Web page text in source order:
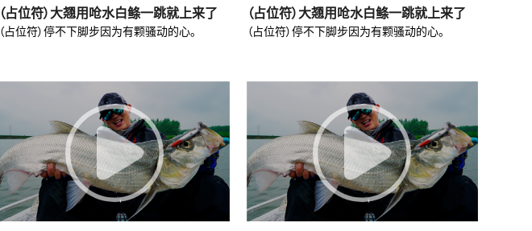
（占位符）大翘用呛水白鲦一跳就上来了
（占位符）停不下脚步因为有颗骚动的心。
（占位符）大翘用呛水白鲦一跳就上来了
（占位符）停不下脚步因为有颗骚动的心。